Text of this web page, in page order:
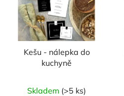
Kešu - nálepka do
kuchyně
Skladem (>5 ks)